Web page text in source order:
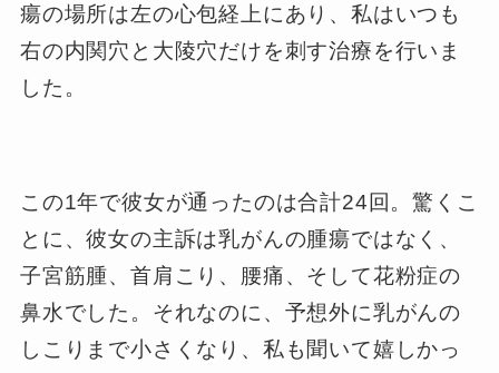
瘍の場所は左の心包経上にあり、私はいつも
右の内関穴と大陵穴だけを刺す治療を行いま
した。
この1年で彼女が通ったのは合計24回。驚くこ
とに、彼女の主訴は乳がんの腫瘍ではなく、
子宮筋腫、首肩こり、腰痛、そして花粉症の
鼻水でした。それなのに、予想外に乳がんの
しこりまで小さくなり、私も聞いて嬉しかっ